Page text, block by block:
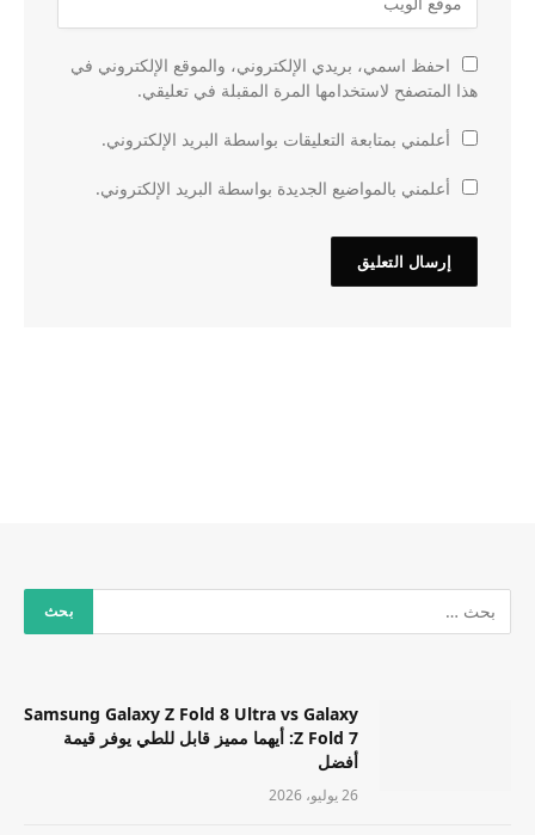
احفظ اسمي، بريدي الإلكتروني، والموقع الإلكتروني في
هذا المتصفح لاستخدامها المرة المقبلة في تعليقي.
أعلمني بمتابعة التعليقات بواسطة البريد الإلكتروني.
أعلمني بالمواضيع الجديدة بواسطة البريد الإلكتروني.
Samsung Galaxy Z Fold 8 Ultra vs Galaxy
Z Fold 7: أيهما مميز قابل للطي يوفر قيمة
أفضل
26 يوليو، 2026